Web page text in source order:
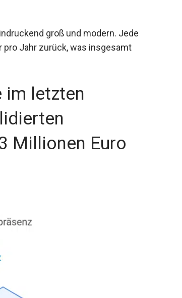
groß und modern. Jede
Jahr zurück, was insgesamt
im letzten
Millionen Euro